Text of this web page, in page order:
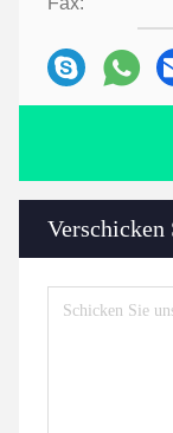
Verschicken